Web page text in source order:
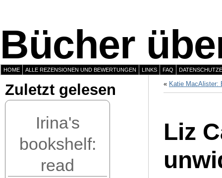
Bücher
HOME ALLE REZENSIONEN UND BEWERTUNGEN LINKS FAQ
Zuletzt gelesen
Irina's
bookshelf:
read
« Katie MacAlister:
Liz